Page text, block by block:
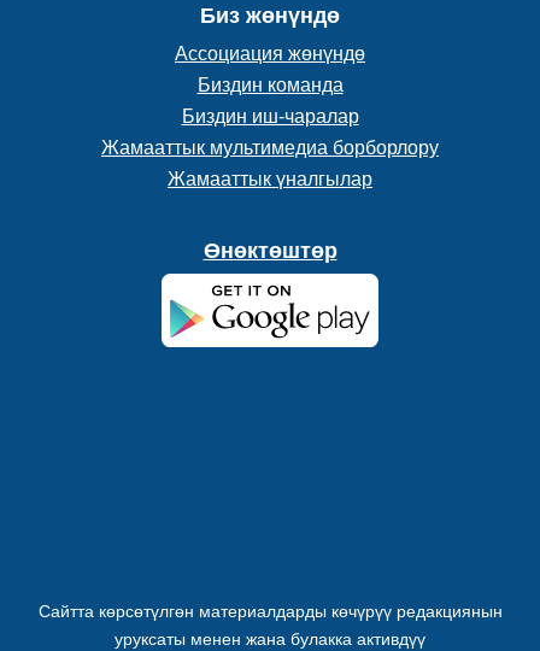
Биз жөнүндө
Ассоциация жөнүндө
Биздин команда
Биздин иш-чаралар
Жамааттык мультимедиа борборлору
Жамааттык үналгылар
Өнөктөштөр
Сайтта көрсөтүлгөн материалдарды көчүрүү редакциянын
уруксаты менен жана булакка активдүү